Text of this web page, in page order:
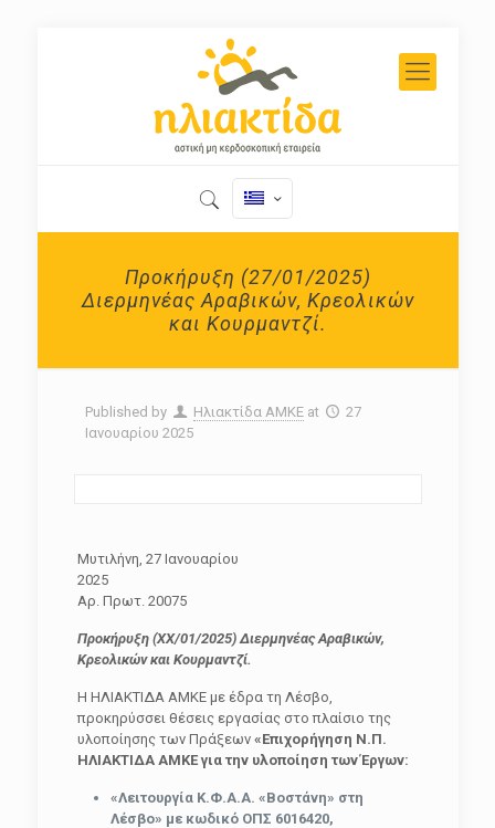
Προκήρυξη (27/01/2025)
Διερμηνέας Αραβικών, Κρεολικών
και Κουρμαντζί.
Published by Ηλιακτίδα ΑΜΚΕ at
27
Ιανουαρίου 2025
Μυτιλήνη, 27 Ιανουαρίου
Αρ. Πρωτ. 20075
Προκήρυξη (ΧΧ/01/2025) Διερμηνέας Αραβικών,
Κρεολικών και Κουρμαντζί.
Η ΗΛΙΑΚΤΙΔΑ ΑΜΚΕ με έδρα τη Λέσβο,
προκηρύσσει θέσεις εργασίας στο πλαίσιο της
υλοποίησης των Πράξεων «Επιχορήγηση Ν.Π.
ΗΛΙΑΚΤΙΔΑ ΑΜΚΕ για την υλοποίηση των Έργων:
«Λειτουργία Κ.Φ.Α.Α. «Βοστάνη» στη
Λέσβο» με κωδικό ΟΠΣ 6016420,